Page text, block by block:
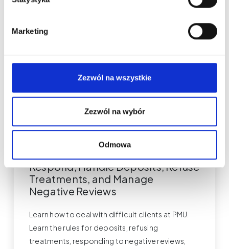
Marketing
Zezwól na wszystkie
Zezwól na wybór
Odmowa
Permanent Makeup
Respond, Handle Deposits, Refuse
Treatments, and Manage
Negative Reviews
Learn how to deal with difficult clients at PMU.
Learn the rules for deposits, refusing
treatments, responding to negative reviews,